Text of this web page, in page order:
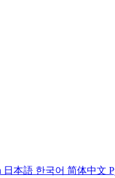
日本語 한국어 简体中文